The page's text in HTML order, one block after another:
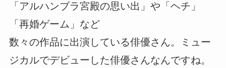
「アルハンブラ宮殿の思い出」や「ヘチ」
「再婚ゲーム」など
数々の作品に出演している俳優さん。ミュー
ジカルでデビューした俳優さんなんですね。